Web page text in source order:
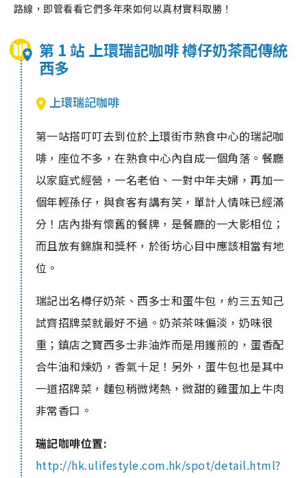
路線，即管看看它們多年來如何以真材實料取勝！
第 1 站 上環瑞記咖啡 樽仔奶茶配傳統
西多
上環瑞記咖啡
第一站搭叮叮去到位於上環街市熟食中心的瑞記咖
啡，座位不多，在熟食中心內自成一個角落。餐廳
以家庭式經營，一名老伯、一對中年夫婦，再加一
個年輕孫仔，與食客有講有笑，單計人情味已經滿
分！店內掛有懷舊的餐牌，是餐廳的一大影相位；
而且放有錦旗和獎杯，於街坊心目中應該相當有地
位。
瑞記出名樽仔奶茶、西多士和蛋牛包，約三五知己
試齊招牌菜就最好不過。奶茶茶味偏淡，奶味很
重；鎮店之寶西多士非油炸而是用鑊煎的，蛋香配
合牛油和煉奶，香氣十足！另外，蛋牛包也是其中
一道招牌菜，麵包稍微烤熱，微甜的雞蛋加上牛肉
非常香口。
瑞記咖啡位置:
http://hk.ulifestyle.com.hk/spot/detail.html?